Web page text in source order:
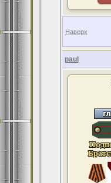
Наверх
paul